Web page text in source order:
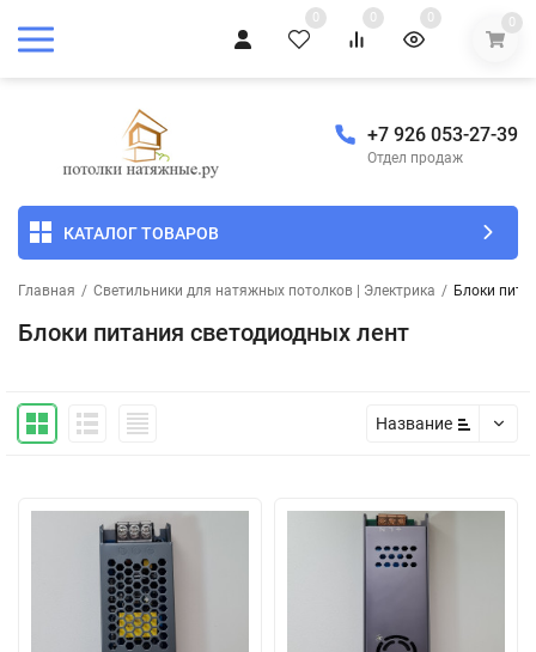
0 0 0 0
+7 926 053-27-39
Отдел продаж
КАТАЛОГ ТОВАРОВ
Главная / Светильники для натяжных потолков | Электрика / Блоки
Блоки питания светодиодных лент
Название